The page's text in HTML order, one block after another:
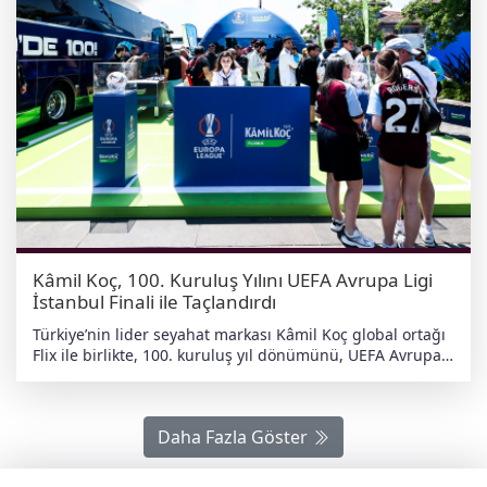
Kâmil Koç, 100. Kuruluş Yılını UEFA Avrupa Ligi
İstanbul Finali ile Taçlandırdı
Türkiye’nin lider seyahat markası Kâmil Koç global ortağı
Flix ile birlikte, 100. kuruluş yıl dönümünü, UEFA Avrupa
oynanan Freiburg - Aston Villa finali öncesinde; markanın
bir asırlık tecrübesi ile futbolun birleştirici gücü, UEFA’nın
Taraftar Festivali'nde bir araya geldi. Açılışı 19 Mayıs
Daha Fazla Göster